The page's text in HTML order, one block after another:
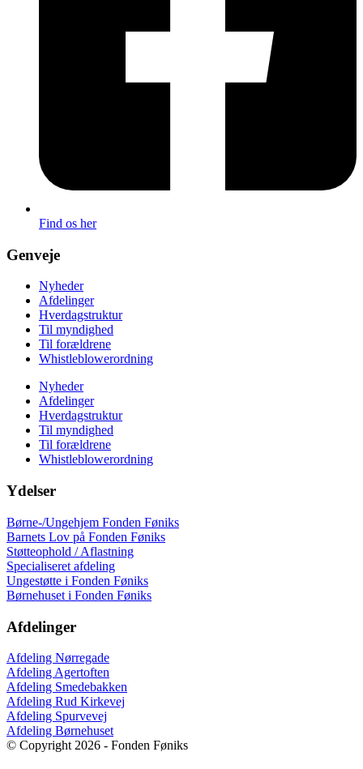
Find os her
Genveje
Nyheder
Afdelinger
Hverdagstruktur
Til myndighed
Til forældrene
Whistleblowerordning
Nyheder
Afdelinger
Hverdagstruktur
Til myndighed
Til forældrene
Whistleblowerordning
Ydelser
Børne-/Ungehjem Fonden Føniks
Barnets Lov på Fonden Føniks
Støtteophold / Aflastning
Specialiseret afdeling
Ungestøtte i Fonden Føniks
Børnehuset i Fonden Føniks
Afdelinger
Afdeling Nørregade
Afdeling Agertoften
Afdeling Smedebakken
Afdeling Rud Kirkevej
Afdeling Spurvevej
Afdeling Børnehuset
© Copyright 2026 - Fonden Føniks